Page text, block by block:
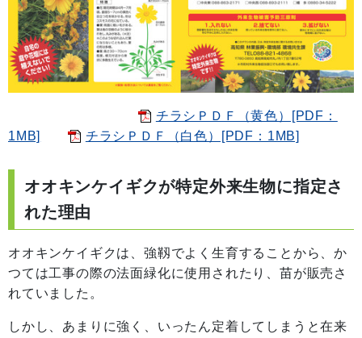
チラシＰＤＦ（黄色）[PDF：
1MB]
チラシＰＤＦ（白色）[PDF：1MB]
オオキンケイギクが特定外来生物に指定さ
れた理由
オオキンケイギクは、強靱でよく生育することから、か
つては工事の際の法面緑化に使用されたり、苗が販売さ
れていました。
しかし、あまりに強く、いったん定着してしまうと在来